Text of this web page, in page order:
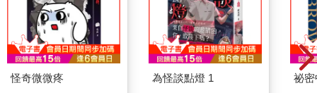
處，就是不會在我身上留下傷痕。如果我身上有傷痕，在幼兒園
換衣服被人看到了，說不定會有人向兒童保護機構通報。
母親之所以選擇在父親的書房裡虐待我，也是因為這個房間在房
子的最深處。一想到母親竟然考慮得如此周到，我就不寒而慄。
被囚禁在「監獄」裡的女孩
怪奇微微疼 為怪談點燈 1 祕